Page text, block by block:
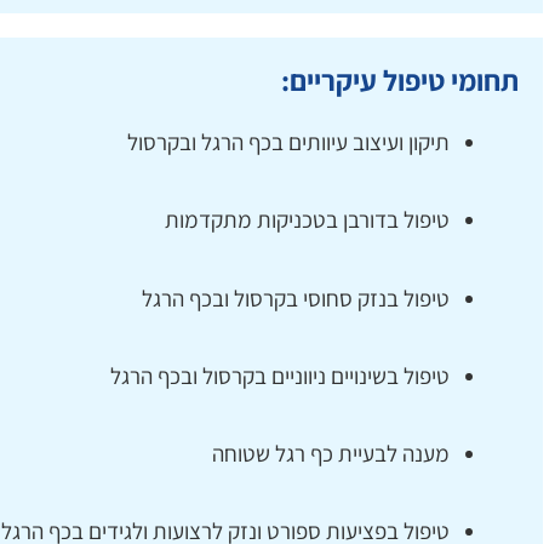
תחומי טיפול עיקריים:
תיקון ועיצוב עיוותים בכף הרגל ובקרסול
טיפול בדורבן בטכניקות מתקדמות
טיפול בנזק סחוסי בקרסול ובכף הרגל
טיפול בשינויים ניווניים בקרסול ובכף הרגל
מענה לבעיית כף רגל שטוחה
טיפול בפציעות ספורט ונזק לרצועות ולגידים בכף הרגל